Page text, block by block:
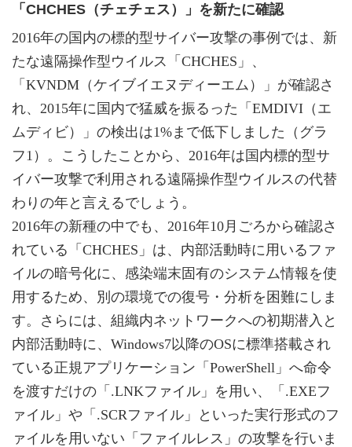
「CHCHES（チェチェス）」を新たに確認
2016年の国内の標的型サイバー攻撃の事例では、新
たな遠隔操作型ウイルス「CHCHES」、
「KVNDM（ケイブイエヌディーエム）」が確認さ
れ、2015年に国内で猛威を振るった「EMDIVI（エ
ムディビ）」の検出は1%まで低下しました（グラ
フ1）。こうしたことから、2016年は国内標的型サ
イバー攻撃で利用される遠隔操作型ウイルスの代替
わりの年と言えるでしょう。
2016年の新種の中でも、2016年10月ごろから確認さ
れている「CHCHES」は、内部活動時に用いるファ
イルの暗号化に、感染端末固有のシステム情報を使
用するため、別の環境での復号・分析を困難にしま
す。さらには、組織内ネットワークへの初期潜入と
内部活動時に、Windows7以降のOSに標準搭載され
ている正規アプリケーション「PowerShell」へ命令
を渡すだけの「.LNKファイル」を用い、「.EXEフ
ァイル」や「.SCRファイル」といった実行形式のフ
ァイルを用いない「ファイルレス」の攻撃を行いま